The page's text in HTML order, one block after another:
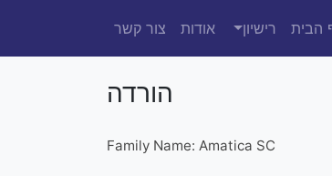
הבית רישיון אודות צור קשר
הורדה
Family Name: Amatica SC